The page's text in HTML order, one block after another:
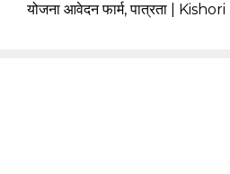
योजना आवेदन फार्म, पात्रता |